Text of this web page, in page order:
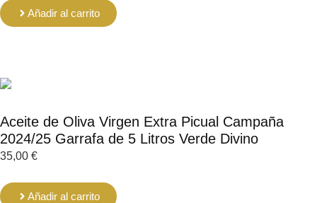
Añadir al carrito
Aceite de Oliva Virgen Extra Picual Campaña
2024/25 Garrafa de 5 Litros Verde Divino
35,00 €
Añadir al carrito